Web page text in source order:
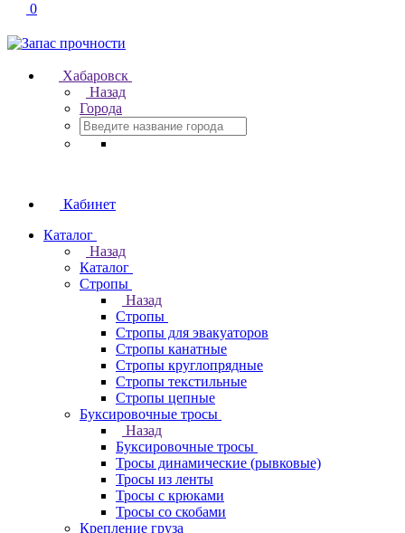
0
Хабаровск
Назад
Города
Кабинет
Каталог
Назад
Каталог
Стропы
Назад
Стропы
Стропы для эвакуаторов
Стропы канатные
Стропы круглопрядные
Стропы текстильные
Стропы цепные
Буксировочные тросы
Назад
Буксировочные тросы
Тросы динамические (рывковые)
Тросы из ленты
Тросы с крюками
Тросы со скобами
Крепление груза